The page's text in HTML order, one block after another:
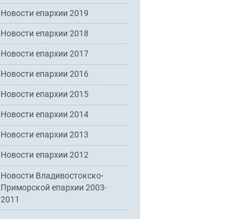
Новости епархии 2019
Новости епархии 2018
Новости епархии 2017
Новости епархии 2016
Новости епархии 2015
Новости епархии 2014
Новости епархии 2013
Новости епархии 2012
Новости Владивостокско-
Приморской епархии 2003-
2011